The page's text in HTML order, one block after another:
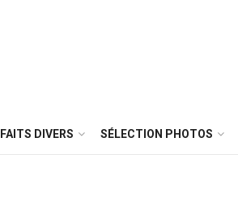
FAITS DIVERS SÉLECTION PHOTOS